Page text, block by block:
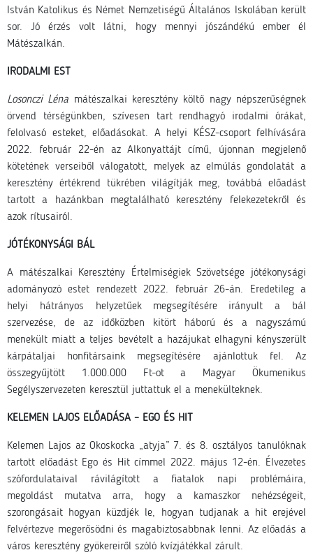
István Katolikus és Német Nemzetiségű Általános Iskolában került
sor. Jó érzés volt látni, hogy mennyi jószándékú ember él
Mátészalkán.
IRODALMI EST
Losonczi Léna mátészalkai keresztény költő nagy népszerűségnek
örvend térségünkben, szívesen tart rendhagyó irodalmi órákat,
felolvasó esteket, előadásokat. A helyi KÉSZ-csoport felhívására
2022. február 22-én az Alkonyattájt című, újonnan megjelenő
kötetének verseiből válogatott, melyek az elmúlás gondolatát a
keresztény értékrend tükrében világítják meg, továbbá előadást
tartott a hazánkban megtalálható keresztény felekezetekről és
azok rítusairól.
JÓTÉKONYSÁGI BÁL
A mátészalkai Keresztény Értelmiségiek Szövetsége jótékonysági
adományozó estet rendezett 2022. február 26-án. Eredetileg a
helyi hátrányos helyzetűek megsegítésére irányult a bál
szervezése, de az időközben kitört háború és a nagyszámú
menekült miatt a teljes bevételt a hazájukat elhagyni kényszerült
kárpátaljai honfitársaink megsegítésére ajánlottuk fel. Az
összegyűjtött 1.000.000 Ft-ot a Magyar Ökumenikus
Segélyszervezeten keresztül juttattuk el a menekülteknek.
KELEMEN LAJOS ELŐADÁSA – EGO ÉS HIT
Kelemen Lajos az Okoskocka „atyja” 7. és 8. osztályos tanulóknak
tartott előadást Ego és Hit címmel 2022. május 12-én. Élvezetes
szófordulataival rávilágított a fiatalok napi problémáira,
megoldást mutatva arra, hogy a kamaszkor nehézségeit,
szorongásait hogyan küzdjék le, hogyan tudjanak a hit erejével
felvértezve megerősödni és magabiztosabbnak lenni. Az előadás a
város keresztény gyökereiről szóló kvízjátékkal zárult.